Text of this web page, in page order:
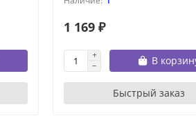
1 169 ₽
В
Быстрый заказ